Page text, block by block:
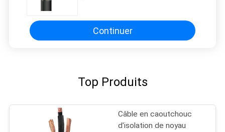
Continuer
Top Produits
Câble en caoutchouc
d'isolation de noyau